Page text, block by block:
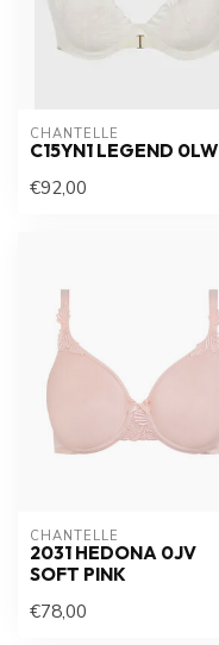
CHANTELLE
C15YN1 LEGEND 0LW
€92,00
CHANTELLE
2031 HEDONA 0JV
SOFT PINK
€78,00